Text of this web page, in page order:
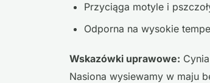
Przyciąga motyle i
Odporna na wysokie
Wskazówki uprawowe:
Nasiona wysiewamy w maju